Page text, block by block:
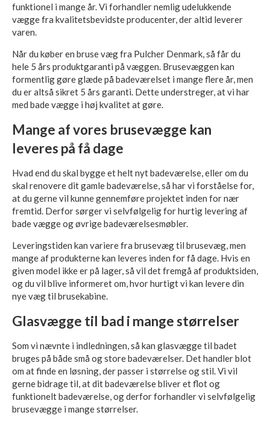
funktionel i mange år. Vi forhandler nemlig udelukkende
vægge fra kvalitetsbevidste producenter, der altid leverer
varen.
Når du køber en bruse væg fra Pulcher Denmark, så får du
hele 5 års produktgaranti på væggen. Brusevæggen kan
formentlig gøre glæde på badeværelset i mange flere år, men
du er altså sikret 5 års garanti. Dette understreger, at vi har
med bade vægge i høj kvalitet at gøre.
Mange af vores brusevægge kan
leveres på få dage
Hvad end du skal bygge et helt nyt badeværelse, eller om du
skal renovere dit gamle badeværelse, så har vi forståelse for,
at du gerne vil kunne gennemføre projektet inden for nær
fremtid. Derfor sørger vi selvfølgelig for hurtig levering af
bade vægge og øvrige badeværelsesmøbler.
Leveringstiden kan variere fra brusevæg til brusevæg, men
mange af produkterne kan leveres inden for få dage. Hvis en
given model ikke er på lager, så vil det fremgå af produktsiden,
og du vil blive informeret om, hvor hurtigt vi kan levere din
nye væg til brusekabine.
Glasvægge til bad i mange størrelser
Som vi nævnte i indledningen, så kan glasvægge til badet
bruges på både små og store badeværelser. Det handler blot
om at finde en løsning, der passer i størrelse og stil. Vi vil
gerne bidrage til, at dit badeværelse bliver et flot og
funktionelt badeværelse, og derfor forhandler vi selvfølgelig
brusevægge i mange størrelser.